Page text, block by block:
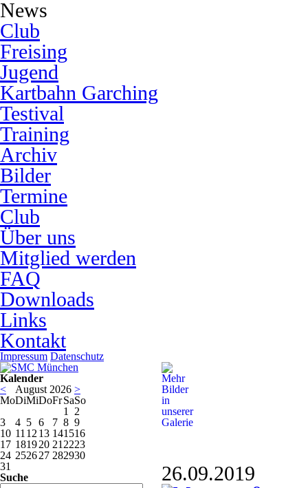
News
Club
Freising
Jugend
Kartbahn Garching
Testival
Training
Archiv
Bilder
Termine
Club
Über uns
Mitglied werden
FAQ
Downloads
Links
Kontakt
Impressum Datenschutz
Kalender
<
August 2026 >
MoDiMiDoFrSaSo
1
2
3
4 5 6 7 8 9
10 11 12 13 141516
17 181920 21 2223
24 252627 282930
31
Suche
26.09.2019